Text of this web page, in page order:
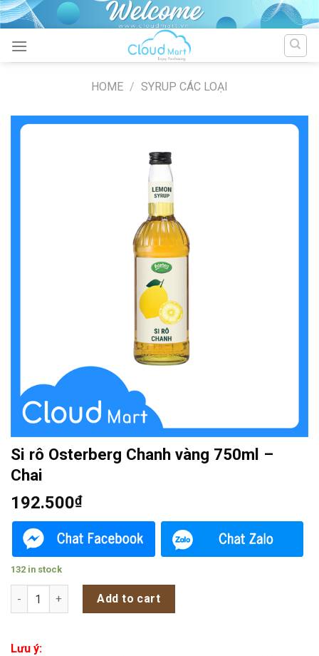
Skip
to
content
HOME / SYRUP CÁC LOẠI
Si rô Osterberg Chanh vàng 750ml –
Chai
192.500₫
132 in stock
Si rô Osterberg Chanh vàng 750ml - Chai quantity
Add to cart
Lưu ý: